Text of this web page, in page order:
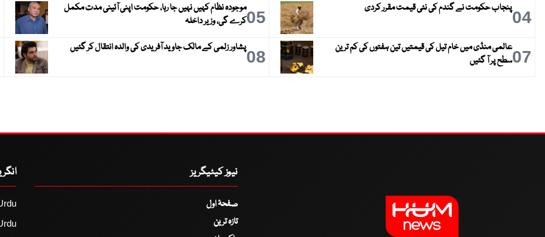
04پنجاب حکومت نے گندم کی نئی قیمت مقرر کردی 05موجودہ نظام کہیں نہیں جا رہا، حکومت اپنی آئینی مدت مکمل
کرے گی، وزیر داخلہ
07عالمی منڈی میں خام تیل کی قیمتیں تین ہفتوں کی کم ترین
سطح پر آ گئیں
08پشاور زلمی کے مالک جاوید آفریدی کی والدہ انتقال کر گئیں
نیوز کیٹیگریز
صفحۂ اول
تازہ ترین